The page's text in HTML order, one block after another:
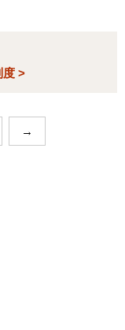
度 >
→